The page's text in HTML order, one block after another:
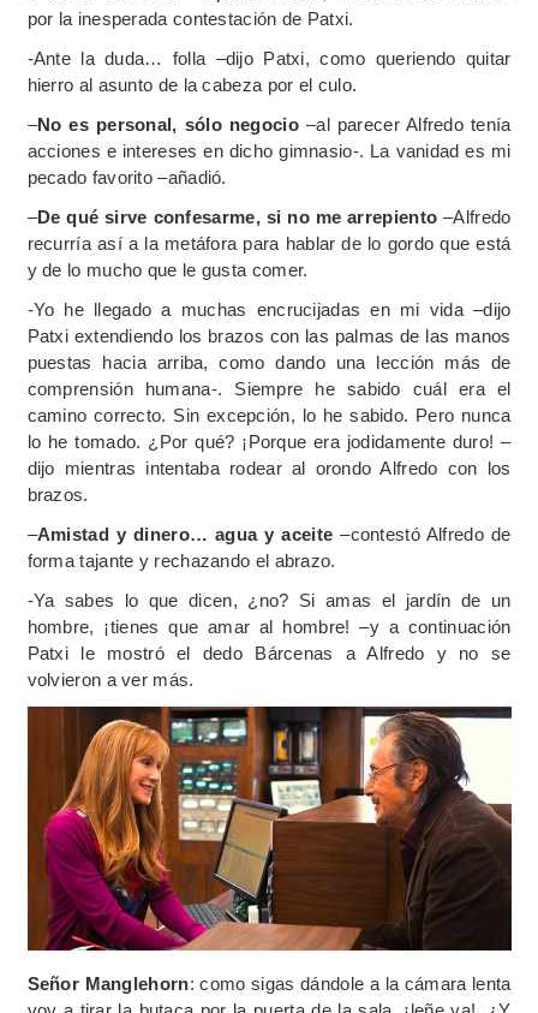
por la inesperada contestación de Patxi.
-Ante la duda… folla –dijo Patxi, como queriendo quitar
hierro al asunto de la cabeza por el culo.
–No es personal, sólo negocio–al parecer Alfredo tenía
acciones e intereses en dicho gimnasio-. La vanidad es mi
pecado favorito –añadió.
–De qué sirve confesarme, si no me arrepiento –Alfredo
recurría así a la metáfora para hablar de lo gordo que está
y de lo mucho que le gusta comer.
-Yo he llegado a muchas encrucijadas en mi vida –dijo
Patxi extendiendo los brazos con las palmas de las manos
puestas hacia arriba, como dando una lección más de
comprensión humana-. Siempre he sabido cuál era el
camino correcto. Sin excepción, lo he sabido. Pero nunca
lo he tomado. ¿Por qué? ¡Porque era jodidamente duro! –
dijo mientras intentaba rodear al orondo Alfredo con los
brazos.
–Amistad y dinero… agua y aceite –contestó Alfredo de
forma tajante y rechazando el abrazo.
-Ya sabes lo que dicen, ¿no? Si amas el jardín de un
hombre, ¡tienes que amar al hombre! –y a continuación
Patxi le mostró el dedo Bárcenas a Alfredo y no se
volvieron a ver más.
Señor Manglehorn: como sigas dándole a la cámara lenta